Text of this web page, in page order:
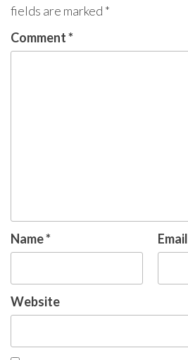
fields are marked *
Comment*
Name* Email
Website